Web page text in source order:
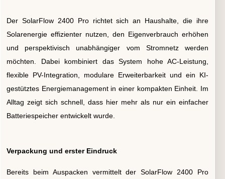
Der SolarFlow 2400 Pro richtet sich an Haushalte, die ihre
Solarenergie effizienter nutzen, den Eigenverbrauch erhöhen
und perspektivisch unabhängiger vom Stromnetz werden
möchten. Dabei kombiniert das System hohe AC-Leistung,
flexible PV-Integration, modulare Erweiterbarkeit und ein KI-
gestütztes Energiemanagement in einer kompakten Einheit. Im
Alltag zeigt sich schnell, dass hier mehr als nur ein einfacher
Batteriespeicher entwickelt wurde.
Verpackung und erster Eindruck
Bereits beim Auspacken vermittelt der SolarFlow 2400 Pro